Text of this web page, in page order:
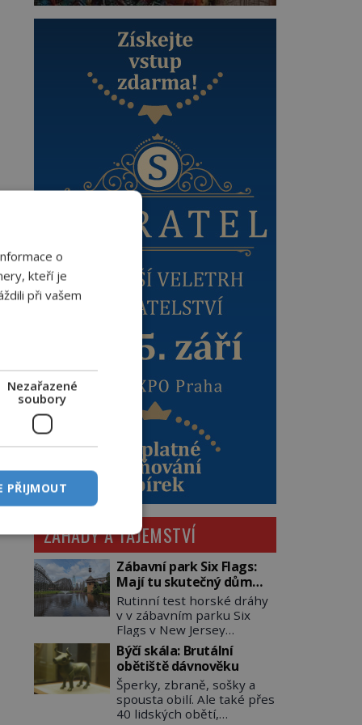
ZÁHADY A TAJEMSTVÍ
Zábavní park Six Flags:
Mají tu skutečný dům
hrůzy!
Rutinní test horské dráhy
v v zábavním parku Six
Flags v New Jersey
dopadne 16. srpna 1981
katastrofou. 20letý technik
Scott Tyler se zřítí na zem!
Zranění jsou neslučitelná
se životem. „Nepoužil
bezpečnostní zábranu,“
Býčí skála: Brutální
obětiště dávnověku
Šperky, zbraně, sošky a
spousta obilí. Ale také přes
40 lidských obětí,
o
kteří je
při vašem
Nezařazené
soubory
PŘIJMOUT